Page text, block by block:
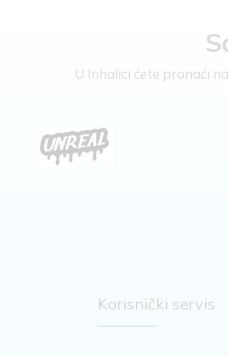
U Inhalici ćete pronaći
Korisnički servis